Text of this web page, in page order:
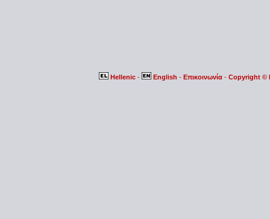
Hellenic - English - Επικοινωνία - Copyright ©